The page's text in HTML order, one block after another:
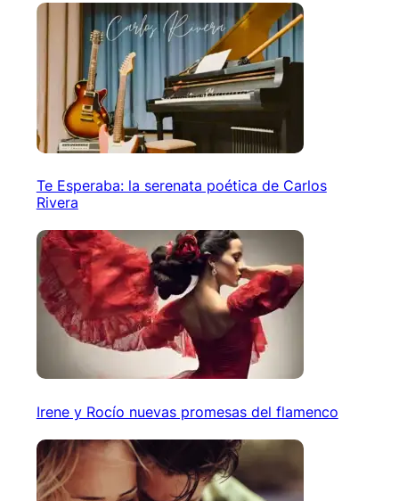
Te Esperaba: la serenata poética de Carlos
Rivera
Irene y Rocío nuevas promesas del flamenco